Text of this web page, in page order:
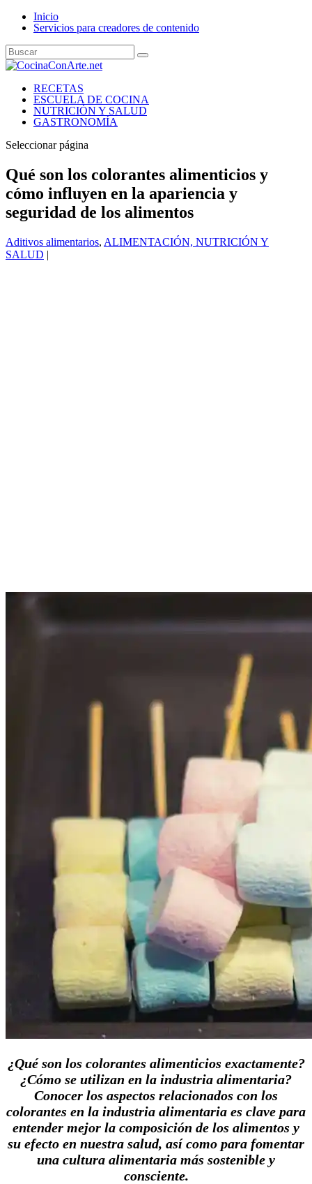
Inicio
Servicios para creadores de contenido
RECETAS
ESCUELA DE COCINA
NUTRICIÓN Y SALUD
GASTRONOMÍA
Seleccionar página
Qué son los colorantes alimenticios y
cómo influyen en la apariencia y
seguridad de los alimentos
Aditivos alimentarios, ALIMENTACIÓN, NUTRICIÓN Y
SALUD |
¿Qué son los colorantes alimenticios exactamente?
¿Cómo se utilizan en la industria alimentaria?
Conocer los aspectos relacionados con los
colorantes en la industria alimentaria es clave para
entender mejor la composición de los alimentos y
su efecto en nuestra salud, así como para fomentar
una cultura alimentaria más sostenible y
consciente.